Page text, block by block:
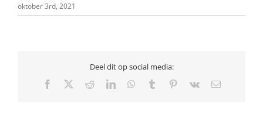
oktober 3rd, 2021
Deel dit op social media:
Facebook RedditLinkedInWhatsApp
Tumblr Pinterest
Vk
E-